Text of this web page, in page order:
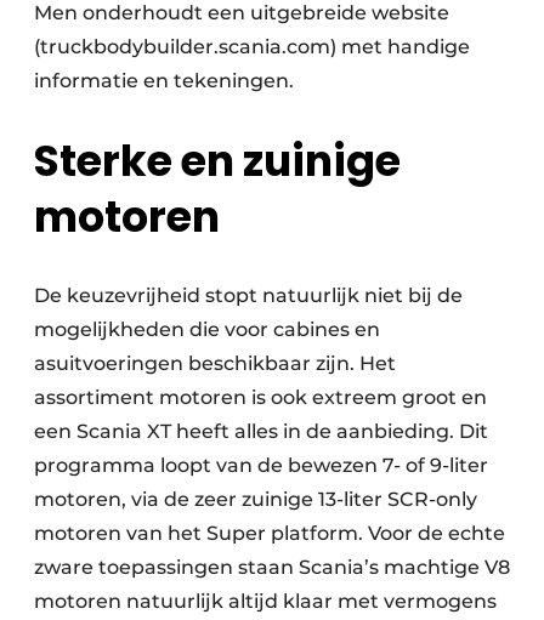
Men onderhoudt een uitgebreide website
(truckbodybuilder.scania.com) met handige
informatie en tekeningen.
Sterke en zuinige
motoren
De keuzevrijheid stopt natuurlijk niet bij de
mogelijkheden die voor cabines en
asuitvoeringen beschikbaar zijn. Het
assortiment motoren is ook extreem groot en
een Scania XT heeft alles in de aanbieding. Dit
programma loopt van de bewezen 7- of 9-liter
motoren, via de zeer zuinige 13-liter SCR-only
motoren van het Super platform. Voor de echte
zware toepassingen staan Scania’s machtige V8
motoren natuurlijk altijd klaar met vermogens